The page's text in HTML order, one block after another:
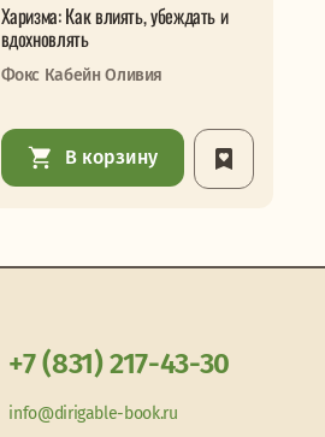
Харизма: Как влиять, убеждать и
вдохновлять
Фокс Кабейн Оливия
В корзину
+7 (831) 217-43-30
info@dirigable-book.ru